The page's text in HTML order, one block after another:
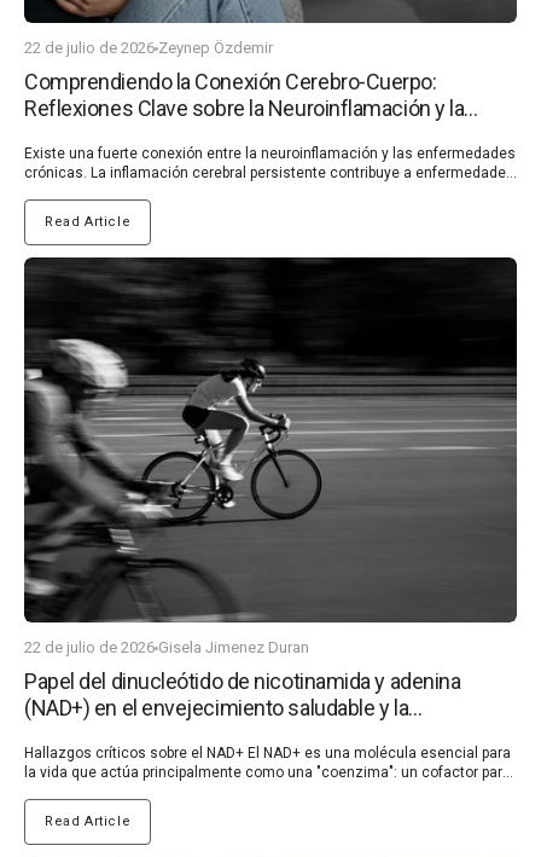
22 de julio de 2026 Zeynep Özdemir
Comprendiendo la Conexión Cerebro-Cuerpo:
Reflexiones Clave sobre la Neuroinflamación y la
Existe una fuerte conexión entre la neuroinflamación y las enfermedades crónicas. La inflamación cerebral persistente contribuye a enfermedades neurodegenerativas como el Parkinson y el Alzheimer, así como a problemas de salud mental como la depresión y la ansiedad. Enfermedades como la diabetes y las enfermedades cardíacas, que causan inflamación sistémica, también pueden desencadenar inflamación cerebral, creando un ciclo dañino. Al reducir la inflamación, podemos apoyar la salud cerebral y potencialmente prevenir o ralentizar la progresión de enfermedades crónicas. En este artículo, profundizamos en aspectos clave de estos sistemas interconectados. Explore qué es la neuroinflamación, su vínculo con las enfermedades crónicas y formas prácticas de controlarla. Además, examinaremos el eje intestino-cerebro, destacando cómo la salud intestinal afecta el bienestar mental y discutiendo el apoyo dietético y suplementario para obtener mejores resultados. Por qué la neuroinflamación es importante y cómo manejarla ¿Qué es la neuroinflamación? La neuroinflamación se refiere a la respuesta del sistema inmunológico dentro del sistema nervioso central (SNC), particularmente el cerebro y la médula espinal. Si bien la inflamación es un mecanismo natural para combatir infecciones o lesiones, la inflamación crónica en el cerebro puede provocar problemas importantes. Es impulsada por la sobreactivación de la microglia, las células inmunes residentes del cerebro, que liberan moléculas inflamatorias como citocinas y quimiocinas. (1, 2) Este estado inflamatorio prolongado altera el equilibrio de la salud cerebral, lo que afecta la comunicación neuronal y daña el tejido cerebral. Con el tiempo, puede provocar problemas de salud cognitiva, incluida la pérdida de memoria y una disminución de la agudeza mental. Comprender qué es la neuroinflamación y por qué es importante es crucial para mitigar su impacto. (2) Vínculo entre la neuroinflamación y las enfermedades crónicas Existe una fuerte conexión entre la neuroinflamación y las enfermedades crónicas. Las investigaciones indican que la inflamación cerebral persistente es un factor que contribuye a las enfermedades neurodegenerativas como el Alzheimer y el Parkinson. También exacerba el deterioro cognitivo, la depresión y la ansiedad, mostrando sus efectos de gran alcance en la salud mental y física. (3, 4, 5) Las enfermedades crónicas, incluidas la diabetes, las afecciones cardiovasculares y los trastornos autoinmunes, a menudo implican inflamación sistémica, que puede extenderse al SNC. Esta relación bidireccional destaca la importancia de controlar la inflamación tanto a nivel sistémico como neuronal. (3, 4) Desencadenantes de la neuroinflamación La neuroinflamación puede ser desencadenada por varios factores, muchos de los cuales están relacionados con los estilos de vida modernos. Comprender estas causas y desencadenantes de la inflamación cerebral es fundamental para la prevención y el manejo. Estrés crónico: El estrés persistente sobreestimula el eje hipotalámico-pituitario-suprarrenal (HPA), lo que lleva a niveles elevados de cortisol. Con el tiempo, esto puede activar la microglia y contribuir a la inflamación cerebral. (6, 7) Dieta deficiente: Las dietas ricas en azúcares refinados, grasas trans y alimentos procesados promueven la inflamación sistémica, que puede cruzar al cerebro. Estos alimentos que causan neuroinflamación a menudo alteran el microbioma intestinal, empeorando la conexión intestino-cerebro. (8, 9) Infecciones: Las infecciones virales, bacterianas o fúngicas pueden provocar una respuesta inmunitaria en el sistema nervioso central, lo que lleva a una inflamación prolongada si no se resuelve. (10) Toxinas ambientales: La exposición a contaminantes, metales pesados y pesticidas puede inducir estrés oxidativo y dañar las neuronas, alimentando aún más los síntomas de neuroinflamación. (11, 12) Trastornos del sueño: La mala calidad del sueño o el insomnio crónico alteran el proceso de desintoxicación natural del cerebro, lo que permite que se acumulen compuestos inflamatorios. (13) Enfermedades crónicas: Las afecciones como la obesidad, la diabetes y las enfermedades cardiovasculares a menudo implican una inflamación sistémica que puede exacerbar la inflamación cerebral. (14, 15) Consejos prácticos para controlar la neuroinflamación Reducir la neuroinflamación de forma natural implica ajustes en el estilo de vida y estrategias específicas. Así es como podemos tomar el control: Adoptar una dieta antiinflamatoria: Concéntrese en una dieta para la salud cerebral rica en alimentos integrales, como vegetales de hojas verdes, bayas, pescado graso y nueces. Estos proporcionan antioxidantes y ácidos grasos omega-3 que combaten la inflamación. Evite los alimentos altamente procesados y el exceso de azúcar. (16, 17) Incorporar suplementos antiinflamatorios: Suplementos como la curcumina, los ácidos grasos omega-3 y el azafrán son conocidos por reducir la inflamación. Agregar los mejores suplementos para reducir la inflamación cerebral puede respaldar la salud cognitiva a largo plazo. (18, 19) Priorizar la salud intestinal: Mantener un microbioma intestinal equilibrado con probióticos para la salud mental y prebióticos puede ayudar a reducir la inflamación sistémica y cerebral. Un intestino sano fortalece la conexión intestino-cerebro, previniendo que la inflamación se propague al cerebro. (20) Manejar el estrés: Practicar la atención plena, la meditación o el yoga puede regular el eje HPA y reducir los niveles de cortisol. Una mente tranquila apoya una mejor salud cerebral y minimiza la inflamación. (21) Mejorar la higiene del sueño: Asegúrese de dormir de 7 a 9 horas de calidad cada noche. El sueño profundo ayuda al cerebro a eliminar productos de desecho y compuestos inflamatorios. (22, 23) Hacer ejercicio regularmente: La actividad física moderada reduce la inflamación sistémica y mejora el flujo sanguíneo al cerebro, apoyando tanto la salud cerebral como el nervio vago para una mejor comunicación entre el intestino y el cerebro. (24) Limitar la exposición a toxinas: Minimice el contacto con contaminantes ambientales y opte por alimentos orgánicos cuando sea posible para reducir la inflamación cerebral inducida por toxinas. (25) La conexión intestino-cerebro: una inmersión más profunda La conexión intestino-cerebro es una red de comunicación bidireccional entre el sistema nervioso central y el intestino, a menudo denominado el "segundo cerebro". Esta conexión es vital para regular el estado de ánimo, la cognición y la salud mental en general. Exploremos el eje intestino-cerebro y su profundo impacto en nuestro bienestar. (26) Comprender el eje intestino-cerebro El eje intestino-cerebro es el vínculo bidireccional entre el intestino y el cerebro, mediado por el nervio vago, las hormonas y el sistema inmunológico. El intestino alberga trillones de microorganismos conocidos colectivamente como el microbioma intestinal, que desempeñan un papel fundamental en la salud cerebral y cognitiva. Comunicación del nervio vago: Este nervio actúa como una autopista, transmitiendo señales entre el intestino y el cerebro. Por ejemplo, la inflamación en el intestino puede enviar señales de estrés al cerebro, afectando el estado de ánimo y la cognición. (27, 28) Papel del microbioma intestinal: Un microbioma intestinal equilibrado apoya la producción de neurotransmisores como la serotonina y la dopamina, que son cruciales para la estabilidad emocional y mental. (29) Intestino permeable e inflamación: Un revestimiento intestinal comprometido, a menudo llamado "intestino permeable", permite que sustancias dañinas entren en el torrente sanguíneo. Esto puede desencadenar una inflamación sistémica, que en última instancia afecta la salud cerebral. (30, 31) Comprender el eje intestino-cerebro y su papel en la salud es clave para mejorar la resiliencia mental y física. Cómo la salud intestinal afecta la salud mental Un intestino sano es esencial para mantener una mente equilibrada. He aquí cómo:Apoya la producción de serotonina: Alrededor del 90-95% de la serotonina, la hormona del "bienestar", se produce en el intestino. Un intestino poco saludable puede alterar su producción, contribuyendo a la ansiedad y la depresión. (32, 33, 34, 35) Reduce la inflamación sistémica: Un intestino sano limita la inflamación sistémica, protegiendo el cerebro del daño inflamatorio que puede afectar la salud cognitiva y la regulación emocional. (36, 37) Regula las respuestas al estrés: Un microbioma intestinal equilibrado ayuda a regular el eje HPA, minimizando las respuestas al estrés y apoyando el nervio vago para una mejor salud mental. (33) Protege contra la depresión: Los estudios han demostrado un vínculo directo entre el microbioma intestinal y la depresión, destacando la necesidad de priorizar la salud intestinal para el bienestar mental. (32, 38) Principales apoyos dietéticos y suplementarios para la salud intestinal Para fortalecer la conexión intestino-cerebro y promover el bienestar mental, considere estos enfoques dietéticos y suplementarios: Probióticos: Alimentos como el yogur, el kéfir y las verduras fermentadas introducen bacterias beneficiosas en el intestino. Agregar probióticos para la salud mental puede mejorar el estado de ánimo y reducir la ansiedad. (39, 40) Prebióticos: Se encuentran en una variedad de alimentos ricos en fibra, como frutas, verduras y legumbres. Los prebióticos sirven como alimento para las bacterias intestinales beneficiosas, lo que fomenta un microbioma saludable y robusto. Cuanta más variedad obtenga, mejor para apoyar la diversidad de su microbioma. (41, 42) Alimentos antiinflamatorios: Incluya alimentos ricos en ácidos grasos omega-3 (p. ej., salmón, nueces) y polifenoles (p. ej., bayas, té verde) para reducir la inflamación y proteger la sa
Read Article
22 de julio de 2026 Gisela Jimenez Duran
Papel del dinucleótido de nicotinamida y adenina
(NAD+) en el envejecimiento saludable y la
Hallazgos críticos sobre el NAD+ El NAD+ es una molécula esencial para la vida que actúa principalmente como una "coenzima": un cofactor para las enzimas en las reacciones de oxidación-reducción (redox), facilitando la transferencia de átomos de hidrógeno. Esta transferencia es crucial para permitir que las células se adapten a cambios como el daño del ADN, las interrupciones del ritmo diario, las infecciones, la inflamación, la exposición a productos químicos extraños y uno de los más importantes: la disponibilidad de nutrientes y la producción de ATP, la principal moneda energética de la célula, esencial para el correcto funcionamiento de todas las células del cuerpo. Curiosamente, el NAD+ ha sido identificado como un vínculo clave que conecta el estrés oxidativo, la inflamación, la restricción calórica, el ejercicio, la reparación del ADN, la longevidad y la esperanza de vida saludable en general (1). Mantener niveles óptimos de NAD+ es, por lo tanto, vital para apoyar la salud metabólica. Esto es muy relevante en las sociedades modernas, donde factores del estilo de vida como los malos hábitos alimenticios, el estrés crónico, el sedentarismo, la falta de luz solar o la alta exposición a productos químicos contribuyen a una creciente prevalencia de la salud metabólica deteriorada (2, 3). La disfunción metabólica es una causa fundamental de la inflamación crónica, que con el tiempo puede conducir al desarrollo de enfermedades autoinmunes, condiciones que están aumentando a un ritmo alarmante cada año (4, 5). ¿Por qué se considera al NAD+ un sello distintivo del envejecimiento? Aunque la investigación del NAD+ se remonta a principios del siglo XX, el NAD+ ha ganado mucho interés en los últimos años, ya que ha sido identificado como un sello distintivo del envejecimiento. Los niveles de NAD+ disminuyen constantemente con la edad debido a la disminución de la síntesis de NAD+ y al aumento de su consumo, impulsado por la creciente demanda de NAD+ en las reacciones esenciales de oxidación-reducción celular (6). Es importante destacar que también se ha demostrado que los niveles de NAD+ disminuyen debido a la sobrealimentación, el consumo de alcohol, las infecciones virales y un estilo de vida sedentario en estudios clínicos y preclínicos (6,7). La disminución de los niveles de NAD+ conduce a alteraciones metabólicas y a un aumento de la susceptibilidad a enfermedades, como las enfermedades cardiovasculares, las enfermedades neurodegenerativas y el cáncer. Curiosamente, los estudios demostraron que la restauración de los niveles de NAD+ en animales viejos o enfermos promovía la salud y prolongaba la vida útil (1). El descubrimiento del papel crucial del NAD+ en el envejecimiento y la salud metabólica ha impulsado una mayor investigación en humanos y ha revelado su potencial terapéutico, impulsando el crecimiento de un mercado sustancial de moléculas que aumentan el NAD+, que han demostrado resultados clínicamente prometedores en la ralentización de los procesos relacionados con la edad y el aumento de la resistencia del cuerpo a muchas enfermedades autoinmunes como el Parkinson o la esclerosis múltiple, lo que prolonga la vida humana saludable (6). ¿Cuáles son las principales funciones del NAD+ en el cuerpo? El NAD+ actúa en muchos procesos críticos de nuestro cuerpo (6, 8, 9), incluyendo: Producción de energía celular: el NAD+ recolecta átomos de hidrógeno durante la glucólisis (descomposición del azúcar), la descomposición de ácidos grasos y el posterior ciclo del ácido tricarboxílico (TCA) —que ocurre en las mitocondrias—, lo que forma NADH. Luego, el NADH dona estos hidrógenos para producir ATP (la principal moneda energética de la célula) a través de la fosforilación oxidativa mitocondrial (OXPHOS). Además, el NAD+ apoya la biogénesis mitocondrial, el proceso de formación de nuevas mitocondrias, que es fundamental para la producción de energía y el metabolismo. Actividad de las sirtuinas y ciclo del ritmo diario de 24 horas (ritmo circadiano): el NAD+ desempeña un papel crucial en la regulación del ritmo circadiano del cuerpo al afectar directamente la transcripción de los genes del reloj a través de enzimas, como las sirtuinas (SIRT1/6). Las sirtuinas actúan como sensores intracelulares de NAD+ y se ha descrito que ayudan a modular el reloj circadiano, influyendo en el metabolismo, el sueño y la salud en general. Reparación del ADN: el NAD+ es esencial para activar enzimas conocidas como PARPs (poli(ADP-ribosa) polimerasas), que participan en la reparación del ADN dañado. Esta función ayuda a mantener la estabilidad genómica y previene la acumulación de daño en el ADN que contribuye al envejecimiento y al desarrollo de enfermedades. ¿Cómo se sintetiza y regula el NAD+? El NAD+ es uno de los metabolitos más comunes en el cuerpo humano y se encuentra en un estado homeostático de biosíntesis, consumo, reciclaje y degradación tanto a nivel celular como sistémico (Figura 1) (6). (En la figura acordada, se está generando una figura similar con la información a continuación) Figura 1. Las células de mamíferos pueden sintetizar NAD+ de novo a partir de triptófano por la vía de la quinurenina o de NA por la vía de Preiss-Handler, mientras que la mayor parte del NAD+ se recicla a través de vías de rescate de nicotinamida (NAM), NA, NR y NMN para mantener los niveles celulares de NAD+. El NAD+ puede reducirse a NADH en los procesos metabólicos, incluyendo la glucólisis, la oxidación de ácidos grasos y el ciclo de Krebs. Como cosustrato importante para varias modificaciones post-síntesis de macromoléculas fundamentales, el NAD+ puede escindirse ("degradarse") por enzimas que consumen NAD+, incluyendo: PARPs, sirtuinas, CD38 y SARM1, para generar NAM y ADP-ribosa. El precursor NR es importado por ENTs y transformado en NMN por NRK (6). Estrategias no farmacológicas para aumentar la biodisponibilidad del NAD+ Los niveles intracelulares de NAD+ se pueden aumentar de forma natural adoptando una serie de hábitos de vida, que sirven como medidas preventivas eficaces para ralentizar el proceso de envejecimiento. Hasta ahora, la investigación ha demostrado que el NAD+ puede aumentarse mediante el estrés energético, incluyendo la restricción calórica y de glucosa, así como el ejercicio (6, 10). Restricción calórica: Se ha demostrado que la restricción calórica ayuda a contrarrestar la disminución del ritmo circadiano relacionada con la edad –el ciclo de 24 horas del cuerpo– al mejorar el control circadiano del metabolismo del NAD+ y mejorar los cambios epigenéticos relacionados con NAD+/SIRT1. Se ha demostrado que tanto la restricción calórica a largo como a corto plazo reducen la rigidez arterial y mejoran la función endotelial. Además, otro estudio informó que la restricción calórica aumentaba los niveles de NAD+ y protegía el cerebro contra el envejecimiento y las enfermedades al reducir el estrés oxidativo y el daño celular. Ejercicio: El ejercicio ha ganado atención por su capacidad para aumentar potencialmente los niveles de NAD+ y la actividad de SIRT1, al aumentar la NAMPT. El entrenamiento regular eleva significativamente la proteína NAMPT en los músculos como una forma de responder al estrés energético, como se observa en un estudio con adultos sedentarios no obesos. Aumentar el NAD+ como estrategia terapéutica El agotamiento del NAD+ es una característica clave del envejecimiento y de los trastornos relacionados con la edad. Aumentar los niveles de NAD+ puede ralentizar el envejecimiento y combatir enfermedades, promoviendo una vida más larga y saludable. Terapéuticamente, el NAD+ se puede potenciar mediante la suplementación dietética de precursores de NAD+ como Trp, NA, NMN y NR, o mediante la inhibición de enzimas que consumen NAD+ (por ejemplo, PARP1, CD38) (6). Los precursores del NAD+, especialmente las moléculas solubles y biodisponibles por vía oral NR, NAM y niacina, han demostrado potencial terapéutico en ensayos clínicos en humanos. En particular, el NR se ha convertido en una de las opciones más populares debido a la gran cantidad de resultados clínicos beneficiosos en muchas enfermedades diferentes relacionadas con el NAD+ (consulte nuestro artículo sobre el NR para obtener más detalles). También se ha demostrado que el MNM se absorbe y se convierte rápidamente en NAD+ en órganos como los músculos, el hígado y los riñones, pero sus mecanismos de transporte celular siguen sin estar claros. Además, el MNM tiene significativamente menos estudios clínicos que el NR y otros precursores de NAD+ y ha mostrado algunos riesgos. Un estudio demostró que la inflamación inducida por NMN promovía el desarrollo de cáncer de páncreas, lo que destaca la necesidad de estudios de seguridad a largo plazo de los potenciadores de NAD+ de NMN (6, 11, 12). Conclusiones Los niveles de NAD+ regulan muchos procesos críticos, incluido el equilibrio energético celular, la estabilidad genómica, el metabolismo, las respuestas al estrés, el ritmo circadiano, la inflamación, la homeostasis redox y el equilibrio mitocondrial. Los niveles de NAD+ disminuyen constantemente con la edad, así como por los malos hábitos de vida modernos, como la sobrealimentación, el consumo de alcohol, las infecciones virales y un estilo de vida sedentario. La disminución de los niveles de NAD+ conduce a alteraciones metabólicas y a una mayor prevalencia de inflamación crónica que lleva a enfermedades autoinmunes. Aumentar el NAD+ a través de cambios en el estilo de vida, como el ejercicio o la restricción calórica, puede ofrecer una forma no farmacológica de promover un envejecimiento saludable al mejorar la resiliencia y extender la vida útil saludable. Los potenciadores farmacológicos de NAD+ aprobados clínicamente, siendo el NR el más estudiado, están descubriendo un amplio espectro de beneficios para la salud tanto en humanos sanos como enfermos, particularmente en patologías relacionadas con la deficiencia de NAD+, co
Read Article